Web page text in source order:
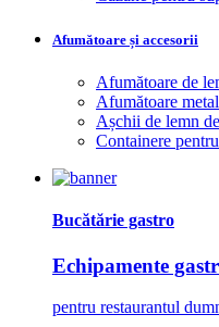
Afumătoare și accesorii
Afumătoare de
Afumătoare
Așchii de lemn
Containere
Bucătărie gastro
Echipamente
pentru restaurantul